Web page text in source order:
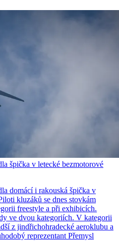
špička v letecké bezmotorové
domácí i rakouská špička v
kluzáků se dnes stovkám
freestyle a při exhibicích.
ve dvou kategoriích. V kategorii
z jindřichohradecké aeroklubu a
reprezentant Přemysl